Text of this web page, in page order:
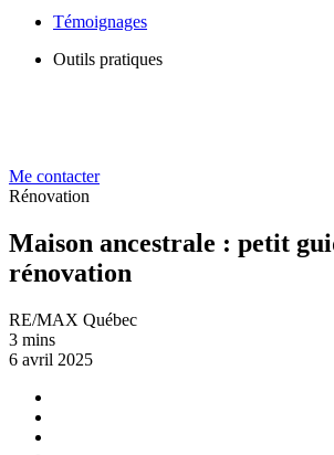
Témoignages
Outils pratiques
Me contacter
Rénovation
Maison ancestrale : petit
rénovation
RE/MAX Québec
3 mins
6 avril 2025